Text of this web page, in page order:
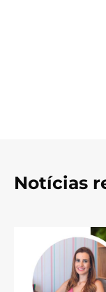
Notícias